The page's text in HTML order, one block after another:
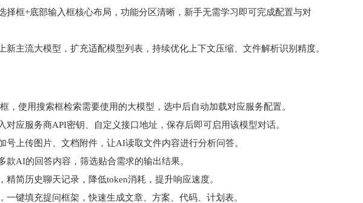
择框+底部输入框核心布局，功能分区清晰，新手无需学习即可完成配置与对
新主流大模型，扩充适配模型列表，持续优化上下文压缩、文件解析识别精度。
，使用搜索框检索需要使用的大模型，选中后自动加载对应服务配置。
对应服务商API密钥、自定义接口地址，保存后即可启用该模型对话。
号上传图片、文档附件，让AI读取文件内容进行分析问答。
款AI的回答内容，筛选贴合需求的输出结果。
简历史聊天记录，降低token消耗，提升响应速度。
键填充提问框架，快速生成文章、方案、代码、计划表。